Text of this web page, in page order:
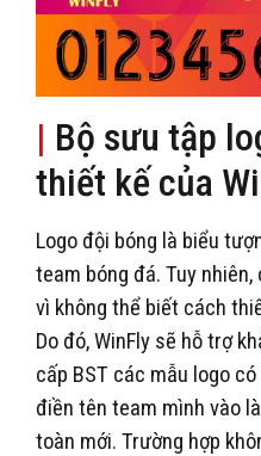
| Bộ sưu tập
thiết kế của
Logo đội bóng là biểu
team bóng đá. Tuy
vì không thể biết cách
Do đó, WinFly sẽ hỗ trợ
cấp BST các mẫu logo
điền tên team mình vào
toàn mới. Trường hợp